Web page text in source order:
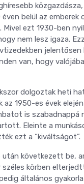
belül az emberek
ezt 1930-ben
nem lesz igaza.
jelentősen
van, hogy
dolgoztak heti
az 1950-es évek
is szabadnappá
Eleinte a
ezt a “kiváltságot”.
következett be,
körben
általános